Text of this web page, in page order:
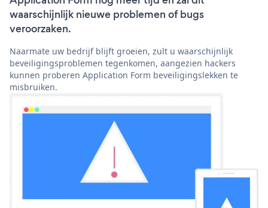
waarschijnlijk nieuwe problemen of bugs
veroorzaken.
Naarmate uw bedrijf blijft groeien, zult u waarschijnlijk
beveiligingsproblemen tegenkomen, aangezien hackers
kunnen proberen Application Form beveiligingslekken te
misbruiken.